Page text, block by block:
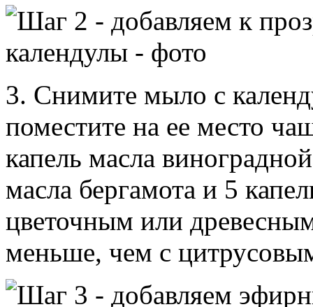
3. Снимите мыло с
поместите на ее место
капель масла
масла бергамота и 5
цветочным или
меньше, чем с